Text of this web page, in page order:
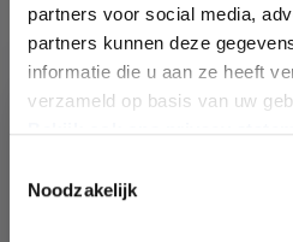
partners voor social media,
partners kunnen deze
informatie die u aan ze heeft
verzameld op basis van uw
Noodzakelijk
Kleur:
Pakinhoud (m²):